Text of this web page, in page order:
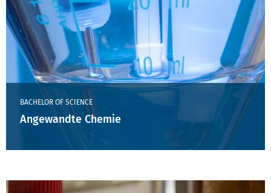
BACHELOR OF SCIENCE
Angewandte Chemie